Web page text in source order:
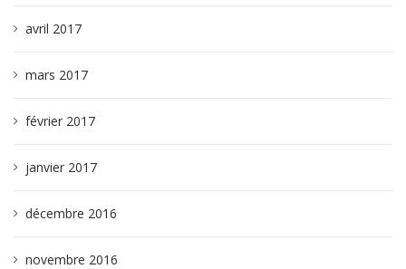
avril 2017
mars 2017
février 2017
janvier 2017
décembre 2016
novembre 2016